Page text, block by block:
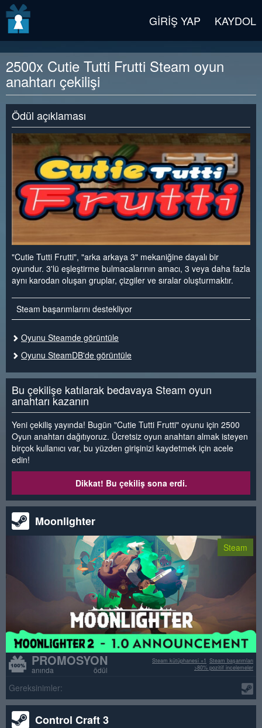
GIRIŞ YAP KAYDOL
2500x Cutie Tutti Frutti Steam oyun
anahtarı çekilişi
Ödül açıklaması
"Cutie Tutti Frutti", "arka arkaya 3" mekaniğine dayalı bir
oyundur. 3'lü eşleştirme bulmacalarının amacı, 3 veya daha fazla
aynı karodan oluşan gruplar, çizgiler ve sıralar oluşturmaktır.
Steam başarımlarını destekliyor
Oyunu Steamde görüntüle
Oyunu SteamDB'de görüntüle
Bu çekilişe katılarak bedavaya Steam oyun
anahtarı kazanın
Yeni çekiliş yayında! Bugün "Cutie Tutti Frutti" oyunu için 2500
Oyun anahtarı dağıtıyoruz. Ücretsiz oyun anahtarı almak isteyen
birçok kullanıcı var, bu yüzden girişinizi kaydetmek için acele
edin!
Dikkat! Bu çekiliş sona erdi.
Moonlighter
Steam
PROMOSYON
anında ödül
Steam başarımları
Steam kütüphanesi +1
>80% pozitif incelemeler
Gereksinimler:
Control Craft 3